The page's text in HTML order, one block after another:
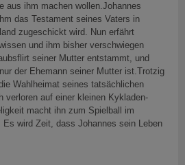
aus ihm machen wollen.Johannes
das Testament seines Vaters in
zugeschickt wird. Nun erfährt
und ihm bisher verschwiegen
seiner Mutter entstammt, und
der Ehemann seiner Mutter ist.Trotzig
Wahlheimat seines tatsächlichen
verloren auf einer kleinen Kykladen-
macht ihn zum Spielball im
Es wird Zeit, dass Johannes sein Leben